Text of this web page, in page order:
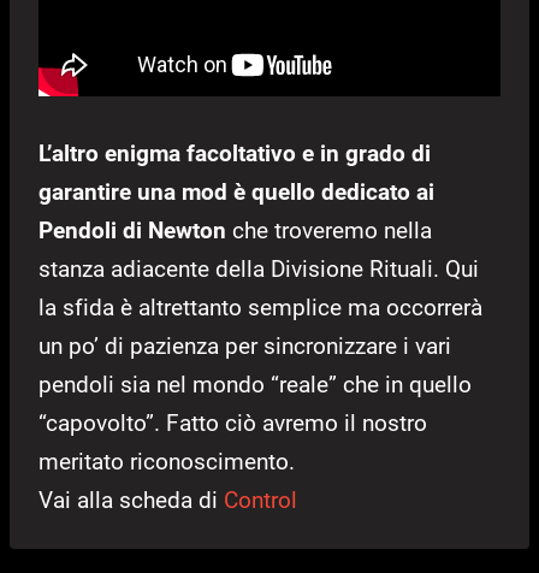
L’altro enigma facoltativo e in grado di
garantire una mod è quello dedicato ai
Pendoli di Newton che troveremo nella
stanza adiacente della Divisione Rituali. Qui
la sfida è altrettanto semplice ma occorrerà
un po’ di pazienza per sincronizzare i vari
pendoli sia nel mondo “reale” che in quello
“capovolto”. Fatto ciò avremo il nostro
meritato riconoscimento.
Vai alla scheda di Control